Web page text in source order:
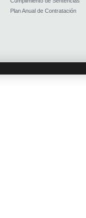
Plan Anual de Contratación